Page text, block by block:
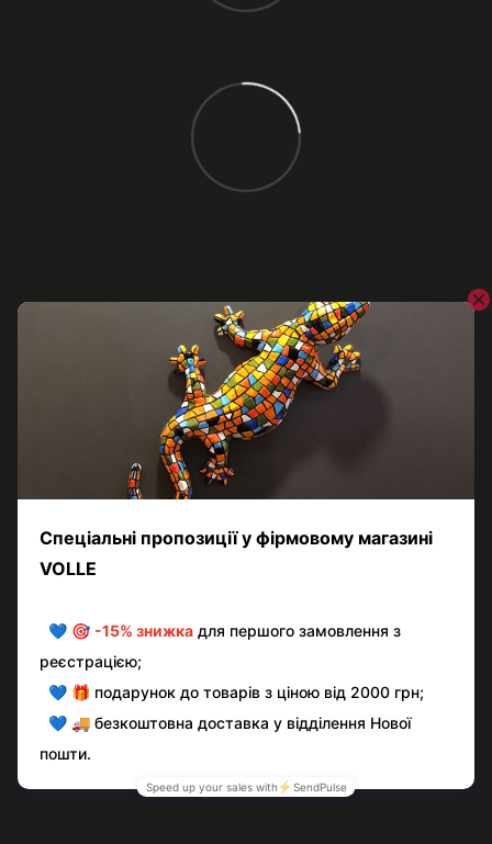
Додайте перший відгук
Написати відгук
Повна версія сайту